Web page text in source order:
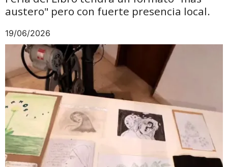
austero" pero con fuerte presencia local.
19/06/2026